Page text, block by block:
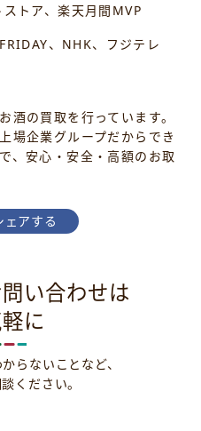
ア、楽天月間MVP
、NHK、フジテレ
酒の買取を行っています。
場企業グループだからでき
、安心・安全・高額のお取
ェアする
い合わせは
に
らないことなど、
ください。